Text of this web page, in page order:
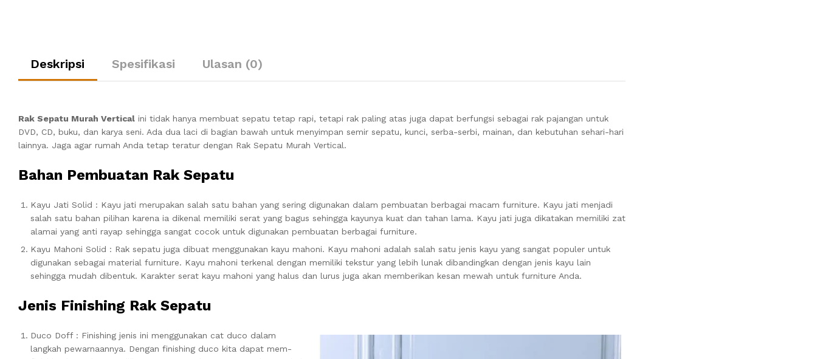
Deskripsi Spesifikasi Ulasan (0)
Rak Sepatu Murah Vertical ini tidak hanya membuat sepatu tetap rapi, tetapi rak paling atas juga dapat berfungsi sebagai rak pajangan untuk
DVD, CD, buku, dan karya seni. Ada dua laci di bagian bawah untuk menyimpan semir sepatu, kunci, serba-serbi, mainan, dan kebutuhan sehari-hari
lainnya. Jaga agar rumah Anda tetap teratur dengan Rak Sepatu Murah Vertical.
Bahan Pembuatan Rak Sepatu
Kayu Jati Solid : Kayu jati merupakan salah satu bahan yang sering digunakan dalam pembuatan berbagai macam furniture. Kayu jati menjadi
salah satu bahan pilihan karena ia dikenal memiliki serat yang bagus sehingga kayunya kuat dan tahan lama. Kayu jati juga dikatakan memiliki zat
alamai yang anti rayap sehingga sangat cocok untuk digunakan pembuatan berbagai furniture.
Kayu Mahoni Solid : Rak sepatu juga dibuat menggunakan kayu mahoni. Kayu mahoni adalah salah satu jenis kayu yang sangat populer untuk
digunakan sebagai material furniture. Kayu mahoni terkenal dengan memiliki tekstur yang lebih lunak dibandingkan dengan jenis kayu lain
sehingga mudah dibentuk. Karakter serat kayu mahoni yang halus dan lurus juga akan memberikan kesan mewah untuk furniture Anda.
Jenis Finishing Rak Sepatu
Duco Doff : Finishing jenis ini menggunakan cat duco dalam
langkah pewarnaannya. Dengan finishing duco kita dapat mem-